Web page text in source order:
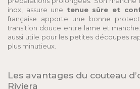
inox, assure une tenue sûre et
française apporte une bonne
transition douce entre lame et manche.
aussi utile pour les petites découpes
plus minutieux.
Les avantages du couteau
Riviera